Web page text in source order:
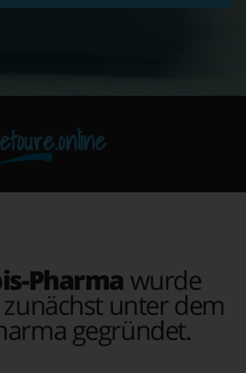
Pharma wurde
unter dem
gegründet.